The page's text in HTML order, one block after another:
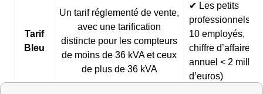
Tarif
Bleu
Un tarif réglementé de vente,
avec une tarification
distincte pour les compteurs
de moins de 36 kVA et ceux
de plus de 36 kVA
✔ Les petits
professionnels (<
10 employés,
chiffre d’affaires
annuel < 2
d’euros)